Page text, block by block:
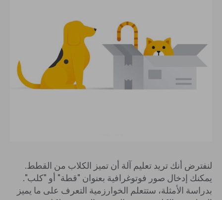
لنفترض أنك تريد تعليم آلة أن تميز الكلاب من القطط.
يمكنك إدخال صور فوتوغرافية بعنوان "قطة" أو "كلب".
بدراسة الأمثلة، ستتعلم الخوارزمية التعرف على ما يميز